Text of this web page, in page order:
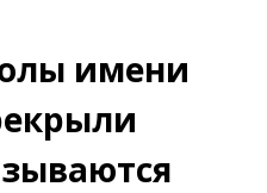
имени